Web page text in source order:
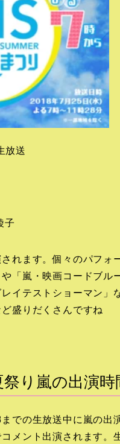
放送
子
れます。個々のパフォ
「嵐・映画コードブル
レイテストショーマン
盛りだくさんですね
り嵐の出演時
での生放送中に嵐の出
メント出演されます。